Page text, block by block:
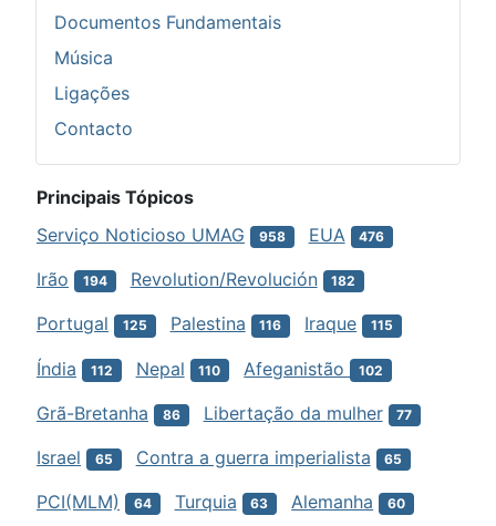
Documentos Fundamentais
Música
Ligações
Contacto
Principais Tópicos
Serviço Noticioso UMAG
958 EUA 476
Irão 194 Revolution/Revolución 182
Portugal 125 Palestina 116 Iraque 115
Índia 112 Nepal 110 Afeganistão 102
Grã-Bretanha 86 Libertação da mulher 77
Israel 65 Contra a guerra imperialista 65
PCI(MLM) 64 Turquia 63 Alemanha 60